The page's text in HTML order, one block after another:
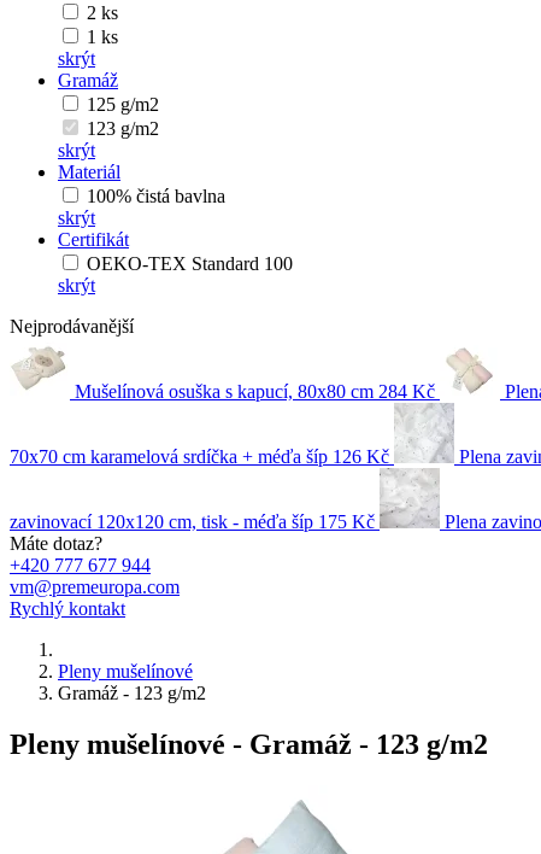
2 ks
1 ks
skrýt
Gramáž
125 g/m2
123 g/m2
skrýt
Materiál
100% čistá bavlna
skrýt
Certifikát
OEKO-TEX Standard 100
skrýt
Nejprodávanější
Mušelínová osuška s kapucí, 80x80 cm 284 Kč
70x70 cm karamelová srdíčka + méďa šíp 126 Kč Plena
zavinovací 120x120 cm, tisk - méďa šíp 175 Kč Plena
Máte dotaz?
+420 777 677 944
vm@premeuropa.com
Rychlý kontakt
Pleny mušelínové
Gramáž - 123 g/m2
Pleny mušelínové - Gramáž - 123 g/m2